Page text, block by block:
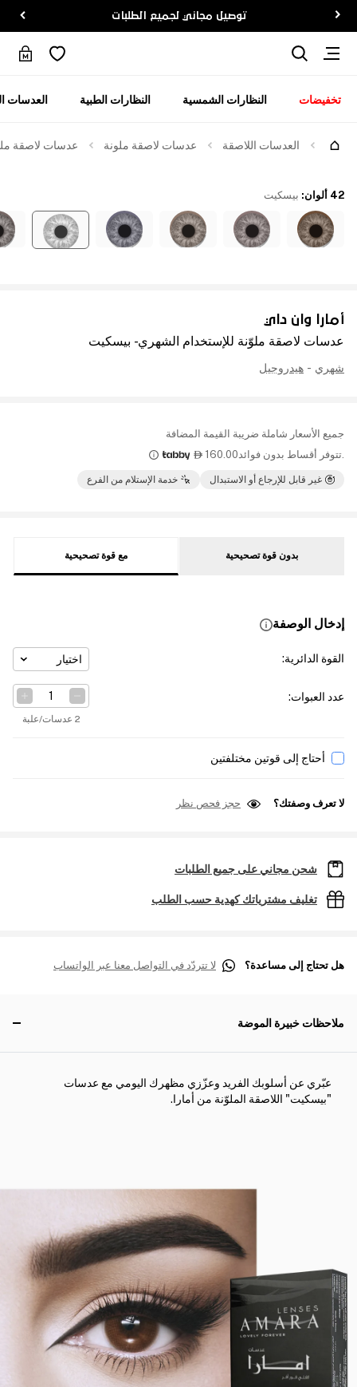
توصيل مجاني لجميع الطلبات
تخفيضات النظارات الشمسية النظارات الطبية العدسات
العدسات اللاصقة عدسات لاصقة ملونة عدسات لاصقة
أمارا وان داي
عدسات لاصقة ملوّنة للإستخدام الشهري - بيسكيت
شهري - هيدروجيل
جميع الأسعار شاملة ضريبة القيمة المضافة
.تتوفر أقساط بدون فوائد160.00

غير قابل للإرجاع أو الاستبدال خدمة الإستلام من الفرع
42 ألوان : بيسكيت
بدون قوة تصحيحية مع قوة تصحيحية
إدخال الوصفة
القوة الدائرية: اختيار
عدد العبوات:
2 عدسات/علبة
أحتاج إلى قوتين مختلفتين
لا تعرف وصفتك؟ حجز فحص نظر
شحن مجاني على جميع الطلبات
تغليف مشترياتك كهدية حسب الطلب
هل تحتاج إلى مساعدة؟ لا تتردّد في التواصل معنا عبر الواتساب
ملاحظات خبيرة الموضة
عبّري عن أسلوبك الفريد وعزّزي مظهرك اليومي مع عدسات
"بيسكيت" اللاصقة الملوّنة من أمارا.